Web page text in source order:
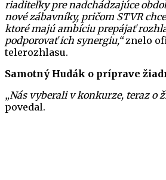
riaditeľky pre nadchádzajúce
nové zábavníky, pričom STVR
ktoré majú ambíciu prepájať
podporovať ich synergiu,“znelo
telerozhlasu.
Samotný Hudák o príprave
„Nás vyberali v konkurze, teraz o
povedal.